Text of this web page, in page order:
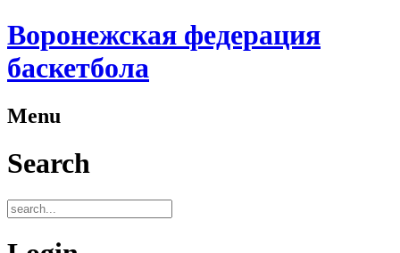
Воронежская федерация
баскетбола
Menu
Search